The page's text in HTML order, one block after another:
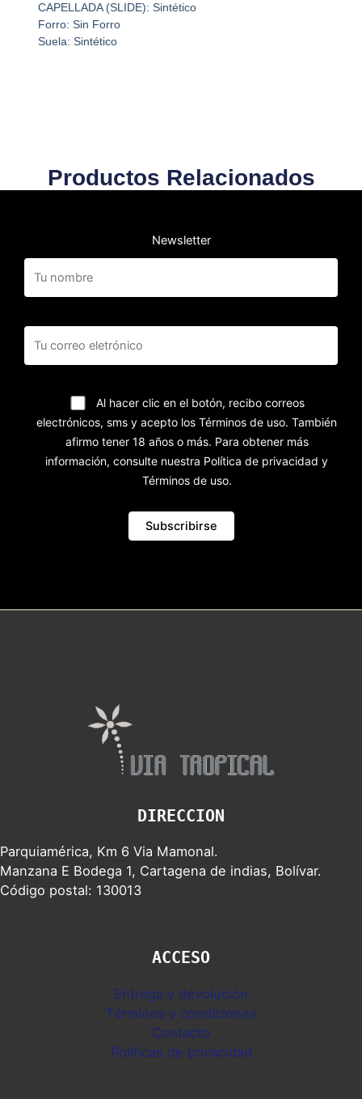
CAPELLADA (SLIDE): Sintético
Forro: Sin Forro
Suela: Sintético
Productos Relacionados
Newsletter
Al hacer clic en el botón, recibo correos
electrónicos, sms y acepto los Términos de uso. También
afirmo tener 18 años o más. Para obtener más
información, consulte nuestra Política de privacidad y
Términos de uso.
DIRECCION
Parquiamérica, Km 6 Via Mamonal.
Manzana E Bodega 1, Cartagena de indias, Bolívar.
Código postal: 130013
ACCESO
Entrega y devolución
Términos y condiciones
Contacto
Politicas de privacidad